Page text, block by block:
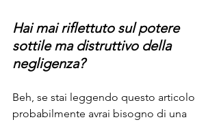
Hai mai riflettuto sul potere
sottile ma distruttivo della
negligenza?
Beh, se stai leggendo questo articolo
probabilmente avrai bisogno di una